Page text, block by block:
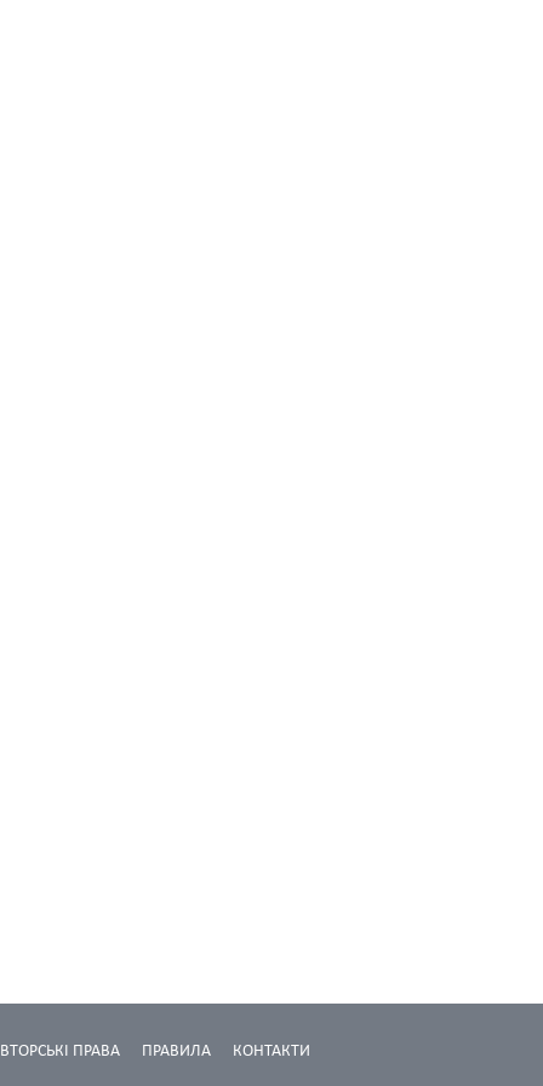
КОНТАКТИ
ПРАВИЛА
ПРАВА